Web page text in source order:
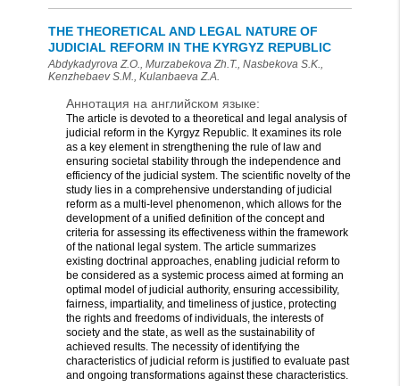
THE THEORETICAL AND LEGAL NATURE OF
JUDICIAL REFORM IN THE KYRGYZ REPUBLIC
Abdykadyrova Z.O., Murzabekova Zh.T., Nasbekova S.K.,
Kenzhebaev S.M., Kulanbaeva Z.A.
Аннотация на английском языке:
The article is devoted to a theoretical and legal analysis of
judicial reform in the Kyrgyz Republic. It examines its role
as a key element in strengthening the rule of law and
ensuring societal stability through the independence and
efficiency of the judicial system. The scientific novelty of the
study lies in a comprehensive understanding of judicial
reform as a multi-level phenomenon, which allows for the
development of a unified definition of the concept and
criteria for assessing its effectiveness within the framework
of the national legal system. The article summarizes
existing doctrinal approaches, enabling judicial reform to
be considered as a systemic process aimed at forming an
optimal model of judicial authority, ensuring accessibility,
fairness, impartiality, and timeliness of justice, protecting
the rights and freedoms of individuals, the interests of
society and the state, as well as the sustainability of
achieved results. The necessity of identifying the
characteristics of judicial reform is justified to evaluate past
and ongoing transformations against these characteristics.